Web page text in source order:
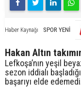
Haber Kaynağı SPOR YENİ
Hakan Altın
Lefkoşa’nın yeşil
sezon iddialı
başarıyı elde